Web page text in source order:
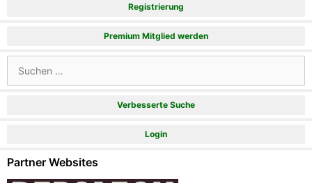
Registrierung
Premium Mitglied werden
nach:
Verbesserte Suche
Login
Partner Websites